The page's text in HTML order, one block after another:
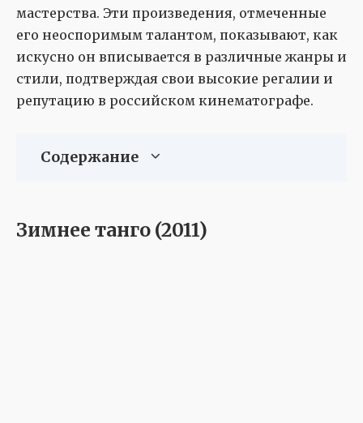
мастерства. Эти произведения, отмеченные
его неоспоримым талантом, показывают, как
искусно он вписывается в различные жанры и
стили, подтверждая свои высокие регалии и
репутацию в российском кинематографе.
Содержание
Зимнее танго (2011)